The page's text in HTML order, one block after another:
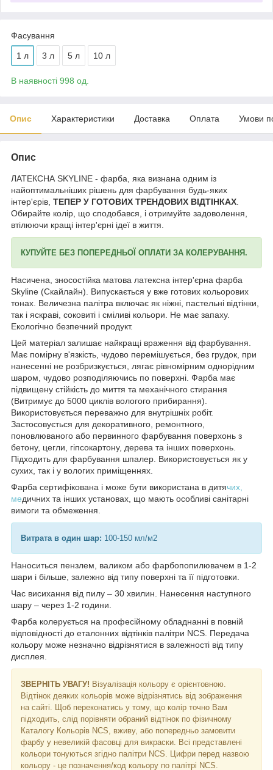
Фасування
1 л 3 л 5 л 10 л
В наявності 998 од.
Опис Характеристики Доставка Оплата Умови
Опис
ЛАТЕКСНА SKYLINE - фарба, яка визнана одним із
найоптимальніших рішень для фарбування будь-яких
інтер'єрів, ТЕПЕР У ГОТОВИХ ТРЕНДОВИХ ВІДТІНКАХ
Обирайте колір, що сподобався, і отримуйте задоволення,
втілюючи кращі інтер'єрні ідеї в життя.
КУПУЙТЕ БЕЗ ПОПЕРЕДНЬОЇ ОПЛАТИ ЗА КОЛЕРУВАННЯ.
Насичена, зносостійка матова латексна інтер'єрна фарба
Skyline (Скайлайн). Випускається у вже готових кольорових
тонах. Величезна палітра включає як ніжні, пастельні відтінки,
так і яскраві, соковиті і сміливі кольори. Не має запаху.
Екологічно безпечний продукт.
Цей матеріал залишає найкращі враження від фарбування.
Має помірну в'язкість, чудово перемішується, без грудок, при
нанесенні не розбризкується, лягає рівномірним однорідним
шаром, чудово розподіляючись по поверхні. Фарба має
підвищену стійкість до миття та механічного стирання
(Витримує до 5000 циклів вологого прибирання).
Використовується переважно для внутрішніх робіт.
Застосовується для декоративного, ремонтного,
поновлюваного або первинного фарбування поверхонь з
бетону, цегли, гіпсокартону, дерева та інших поверхонь.
Підходить для фарбування шпалер. Використовується як у
сухих, так і у вологих приміщеннях.
Фарба сертифікована і може бути використана в дитячих,
медичних та інших установах, що мають особливі санітарні
вимоги та обмеження.
Витрата в один шар: 100-150 мл/м2
Наноситься пензлем, валиком або фарбопопилювачем в 1-2
шари і більше, залежно від типу поверхні та її підготовки.
Час висихання від пилу – 30 хвилин. Нанесення наступного
шару – через 1-2 години.
Фарба колерується на професійному обладнанні в повній
відповідності до еталонних відтінків палітри NCS. Передача
кольору може незначно відрізнятися в залежності від типу
дисплея.
ЗВЕРНІТЬ УВАГУ! Візуалізація кольору є орієнтовною.
Відтінок деяких кольорів може відрізнятись від зображення
на сайті. Щоб переконатись у тому, що колір точно Вам
підходить, слід порівняти обраний відтінок по фізичному
Каталогу Кольорів NCS, вживу, або попередньо замовити
фарбу у невеликій фасовці для викраски. Всі представлені
кольори тонуються згідно палітри NCS. Цифри перед назвою
кольору - це позначення/код кольору по палітрі NCS.